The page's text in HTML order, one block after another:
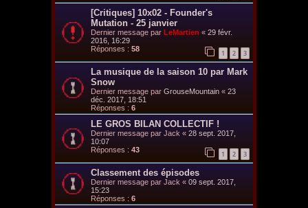
[Critiques] 10x02 - Founder's
Mutation - 25 janvier
Dernier message par LeMartien « 29 févr.
2016, 16:29
Réponses : 58 1 2 3
La musique de la saison 10 par Mark
Snow
Dernier message par GrouseMountain « 23
déc. 2017, 18:51
Réponses : 6
LE GROS BILAN COLLECTIF !
Dernier message par Jack « 28 sept. 2017,
10:07
Réponses : 43 1 2 3
Classement des épisodes
Dernier message par Jack « 09 sept. 2017,
15:23
Réponses : 6